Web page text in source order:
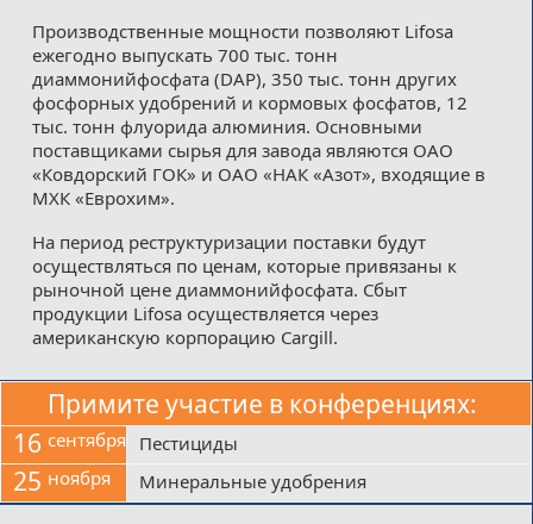
Производственные мощности позволяют Lifosa
ежегодно выпускать 700 тыс. тонн
диаммонийфосфата (DAP), 350 тыс. тонн других
фосфорных удобрений и кормовых фосфатов, 12
тыс. тонн флуорида алюминия. Основными
поставщиками сырья для завода являются ОАО
«Ковдорский ГОК» и ОАО «НАК «Азот», входящие в
МХК «Еврохим».
На период реструктуризации поставки будут
осуществляться по ценам, которые привязаны к
рыночной цене диаммонийфосфата. Сбыт
продукции Lifosa осуществляется через
американскую корпорацию Cargill.
Примите участие в конференциях:
16 сентября Пестициды
25 ноября Минеральные удобрения